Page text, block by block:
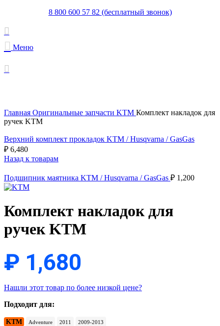
8 800 600 57 82 (бесплатный звонок)
Меню
Главная Оригинальные запчасти KTM Комплект накладок для
ручек KTM
Верхний комплект прокладок KTM / Husqvarna / ​GasGas
₽ 6,480
Назад к товарам
Подшипник маятника KTM / Husqvarna / GasGas ₽ 1,200
Комплект накладок для
ручек KTM
₽ 1,680
Нашли этот товар по более низкой цене?
Подходит для:
KTM Adventure 2011 2009-2013